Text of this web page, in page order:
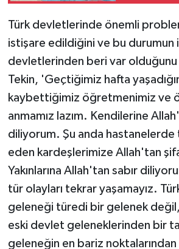
Türk devletlerinde önemli
istişare edildiğini ve bu durumun
devletlerinden beri var olduğunu
Tekin, 'Geçtiğimiz hafta
kaybettiğimiz öğretmenimiz ve
anmamız lazım. Kendilerine
diliyorum. Şu anda
eden kardeşlerimize Allah'tan
Yakınlarına Allah'tan sabır
tür olayları tekrar yaşamayız.
geleneği türedi bir gelenek değil,
eski devlet geleneklerinden bir
geleneğin en bariz